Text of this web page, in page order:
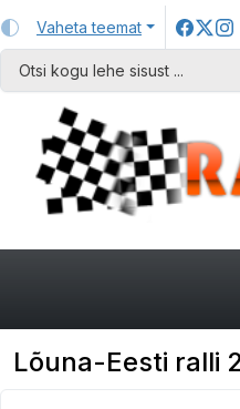
Vaheta teemat
Lõuna-Eesti ralli